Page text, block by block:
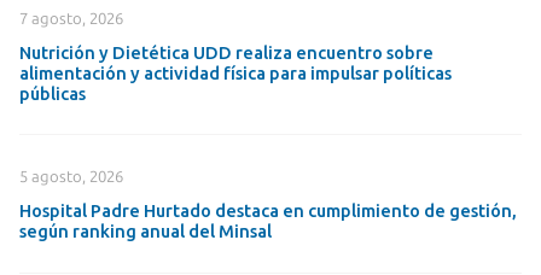
7 agosto, 2026
Nutrición y Dietética UDD realiza encuentro sobre
alimentación y actividad física para impulsar políticas
públicas
5 agosto, 2026
Hospital Padre Hurtado destaca en cumplimiento de gestión,
según ranking anual del Minsal